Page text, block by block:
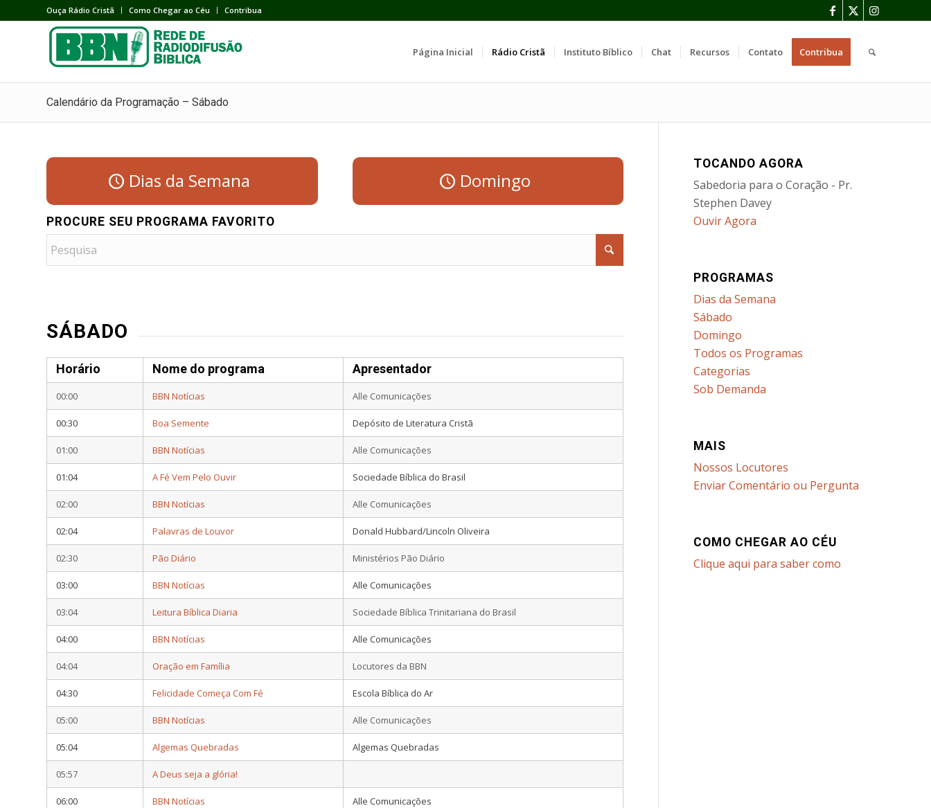
Ouça Rádio Cristã Como Chegar ao Céu Contribua
Página Inicial Rádio Cristã Instituto Bíblico Chat Recursos Contato Contribua
Calendário da Programação – Sábado
Dias da Semana Domingo
PROCURE SEU PROGRAMA FAVORITO
SÁBADO
Horário Nome do programa Apresentador
00:00 BBN Notícias Alle Comunicações
00:30 Boa Semente Depósito de Literatura Cristã
01:00 BBN Notícias Alle Comunicações
01:04 A Fé Vem Pelo Ouvir Sociedade Bíblica do Brasil
02:00 BBN Notícias Alle Comunicações
02:04 Palavras de Louvor Donald Hubbard/Lincoln Oliveira
02:30 Pão Diário Ministérios Pão Diário
03:00 BBN Notícias Alle Comunicações
03:04 Leitura Bíblica Diaria Sociedade Bíblica Trinitariana do Brasil
04:00 BBN Notícias Alle Comunicações
04:04 Oração em Família Locutores da BBN
04:30 Felicidade Começa Com Fé Escola Bíblica do Ar
05:00 BBN Notícias Alle Comunicações
05:04 Algemas Quebradas Algemas Quebradas
05:57 A Deus seja a glória!
06:00 BBN Notícias Alle Comunicações
TOCANDO AGORA
Sabedoria para o Coração - Pr.
Stephen Davey
Ouvir Agora
PROGRAMAS
Dias da Semana
Sábado
Domingo
Todos os Programas
Categorias
Sob Demanda
MAIS
Nossos Locutores
Enviar Comentário ou Pergunta
COMO CHEGAR AO CÉU
Clique aqui para saber como